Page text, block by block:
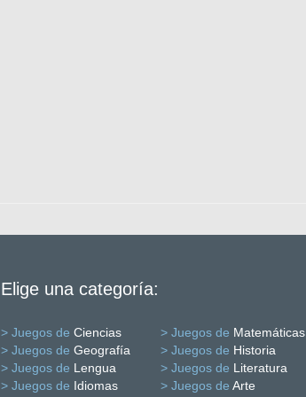
Elige una categoría:
> Juegos de Ciencias > Juegos de Matemáticas
> Juegos de Geografía > Juegos de Historia
> Juegos de Lengua > Juegos de Literatura
> Juegos de Idiomas > Juegos de Arte